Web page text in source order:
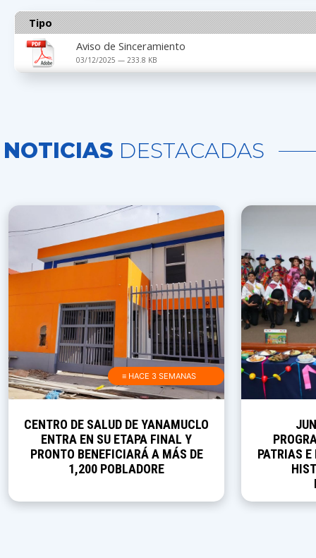
Tipo
Aviso de Sinceramiento
03/12/2025 — 233.8 KB
NOTICIAS DESTACADAS
≡ HACE 3 SEMANAS
CENTRO DE SALUD DE YANAMUCLO
ENTRA EN SU ETAPA FINAL Y
PRONTO BENEFICIARÁ A MÁS DE
1,200 POBLADORE
PATRIAS